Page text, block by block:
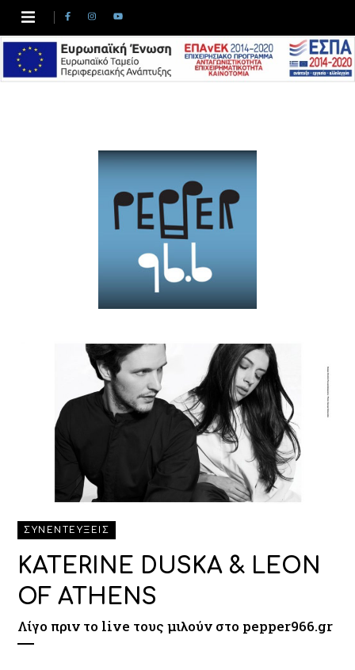
ΣΥΝΕΝΤΕΥΞΕΙΣ
KATERINE DUSKA & LEON
OF ATHENS
Λίγο πριν το live τους μιλούν στο pepper966.gr